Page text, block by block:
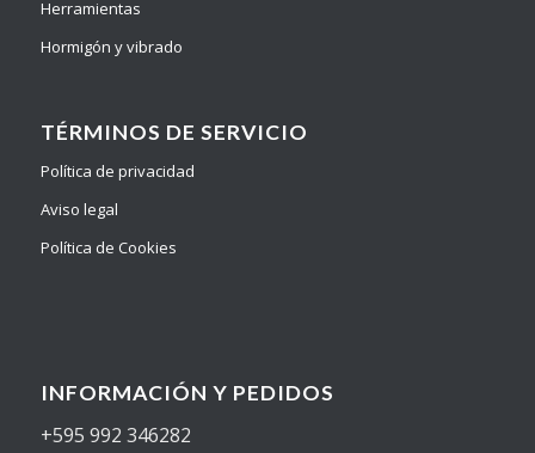
Herramientas
Hormigón y vibrado
TÉRMINOS DE SERVICIO
Política de privacidad
Aviso legal
Política de Cookies
INFORMACIÓN Y PEDIDOS
+595 992 346282